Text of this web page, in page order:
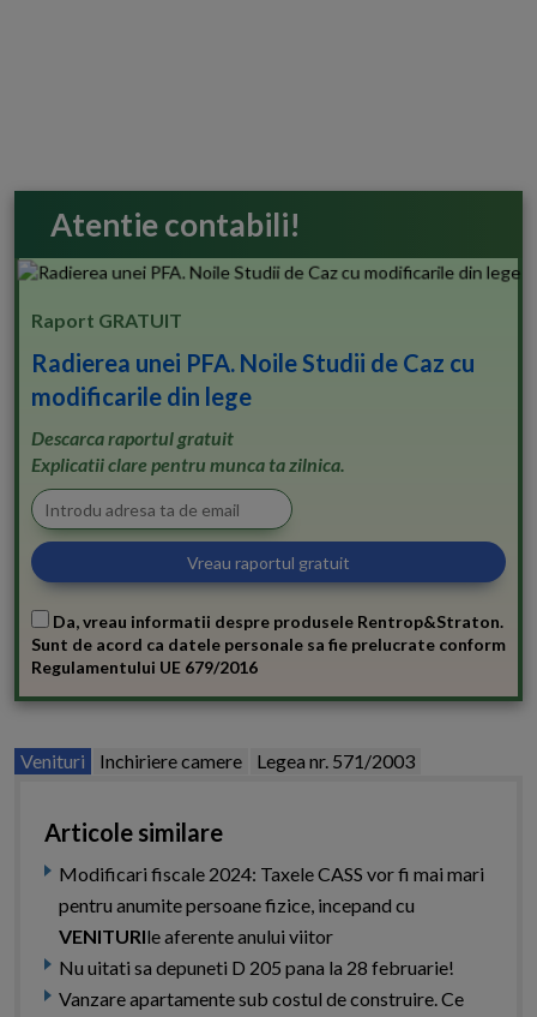
Atentie contabili!
Raport GRATUIT
Radierea unei PFA. Noile Studii de Caz cu
modificarile din lege
Descarca raportul gratuit
Explicatii clare pentru munca ta zilnica.
Da, vreau informatii despre produsele Rentrop&Straton.
Sunt de acord ca datele personale sa fie prelucrate conform
Regulamentului UE 679/2016
Venituri Inchiriere camere Legea nr. 571/2003
Articole similare
Modificari fiscale 2024: Taxele CASS vor fi mai mari
pentru anumite persoane fizice, incepand cu
VENITURIle aferente anului viitor
Nu uitati sa depuneti D 205 pana la 28 februarie!
Vanzare apartamente sub costul de construire. Ce